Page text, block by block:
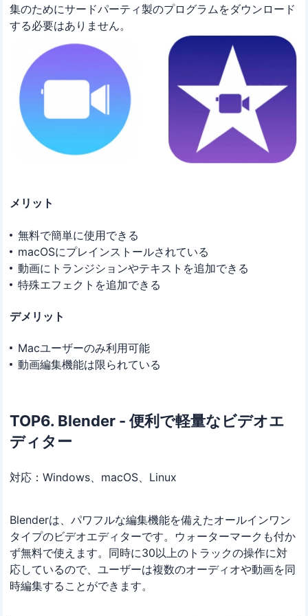
集のためにサードパーティ製のプログラムをダウンロード
する必要はありません。
メリット
無料で簡単に使用できる
macOSにプレインストールされている
動画にトランジションやテキストを追加できる
特殊エフェクトを追加できる
デメリット
Macユーザーのみ利用可能
動画編集機能は限られている
TOP6. Blender - 便利で軽量なビデオエ
ディター
対応：Windows、macOS、Linux
Blenderは、パワフルな編集機能を備えたオールインワン
タイプのビデオエディターです。ウォーターマークも付か
ず無料で使えます。同時に30以上のトラックの操作に対
応しているので、ユーザーは複数のオーディオや動画を同
時編集することができます。